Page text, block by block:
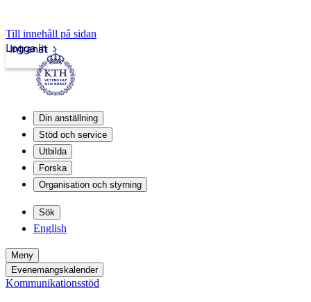
Till innehåll på sidan
Intranät
Logga in
Din anställning
Stöd och service
Utbilda
Forska
Organisation och styrning
Sök
English
Meny
Evenemangskalender
Kommunikationsstöd